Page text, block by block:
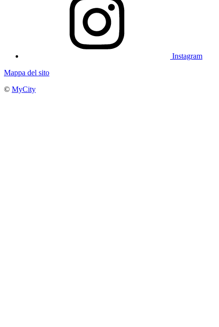
Instagram
Mappa del sito
© MyCity